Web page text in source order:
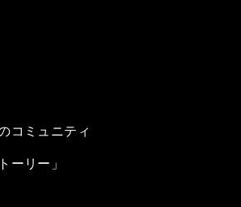
コミュニティ
ーリー」